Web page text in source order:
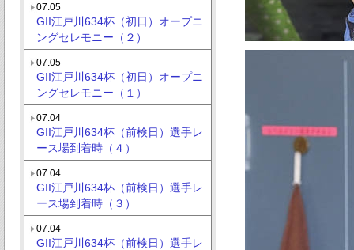
07.05
GII江戸川634杯（初日）オープニ
ングセレモニー（２）
07.05
GII江戸川634杯（初日）オープニ
ングセレモニー（１）
07.04
GII江戸川634杯（前検日）選手レ
ース場到着時（４）
07.04
GII江戸川634杯（前検日）選手レ
ース場到着時（３）
07.04
GII江戸川634杯（前検日）選手レ